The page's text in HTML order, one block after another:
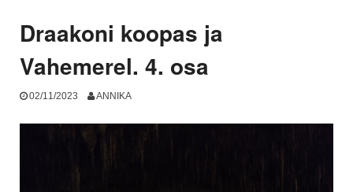
Draakoni koopas ja
Vahemerel. 4. osa
02/11/2023 ANNIKA